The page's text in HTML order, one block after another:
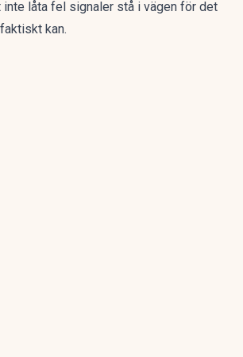
inte låta fel signaler stå i vägen för det
kan.